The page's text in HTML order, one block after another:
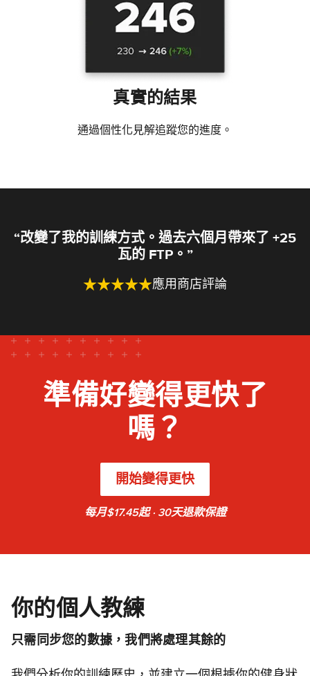
真實的結果
通過個性化見解追蹤您的進度。
“改變了我的訓練方式。過去六個月帶來了 +25
瓦的 FTP。”
應用商店評論
準備好變得更快了
嗎？
開始變得更快
每月$17.45起 · 30天退款保證
你的個人教練
只需同步您的數據，我們將處理其餘的